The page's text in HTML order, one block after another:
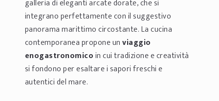
galleria di eleganti arcate dorate, che si
integrano perfettamente con il suggestivo
panorama marittimo circostante. La cucina
contemporanea propone unviaggio
enogastronomicoin cui tradizione e creatività
si fondono per esaltare i sapori freschi e
autentici del mare.